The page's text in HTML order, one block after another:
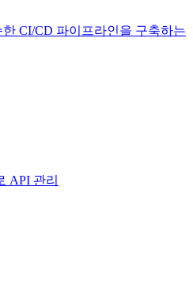
CI/CD 파이프라인을 구축하는
API 관리